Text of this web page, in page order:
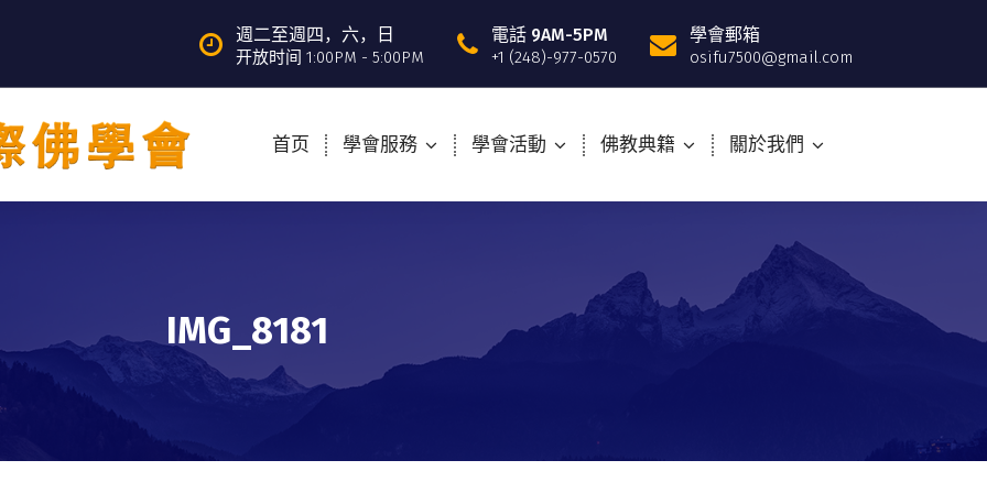
週二至週四，六，日
开放时间 1:00PM - 5:00PM
電話 9AM-5PM
+1 (248)-977-0570
學會郵箱
osifu7500@gmail.com
首页 學會服務 學會活動 佛教典籍 關於我們
IMG_8181